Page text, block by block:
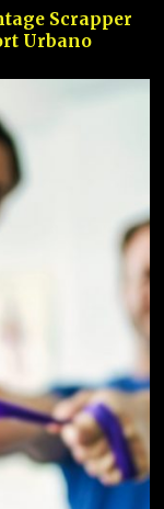
Scrapper
Urbano